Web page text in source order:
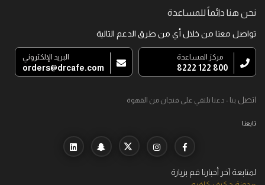
نحن هنا دائماً للمساعدة
تواصل معنا من خلال أي من طرق الدعم التالية
مركز المساعدة
800 122 8222
البريد الإلكتروني
orders@drcafe.com
اتصل بنا - دعنا نلتقي على فنجان من القهوة
تابعنا
لمتابعة آخر أخبارنا قم بزيارة